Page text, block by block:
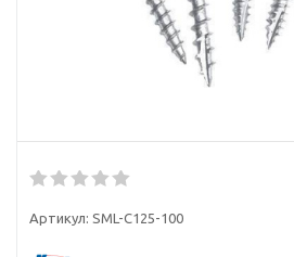
Артикул: SML-C125-100